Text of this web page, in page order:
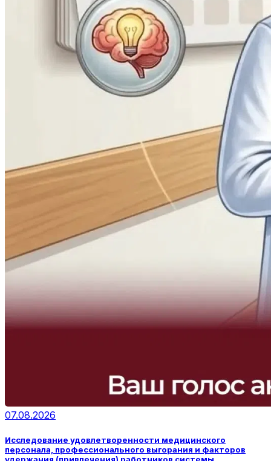
07.08.2026
Исследование удовлетворенности медицинского
персонала, профессионального выгорания и факторов
удержания (привлечения) работников системы